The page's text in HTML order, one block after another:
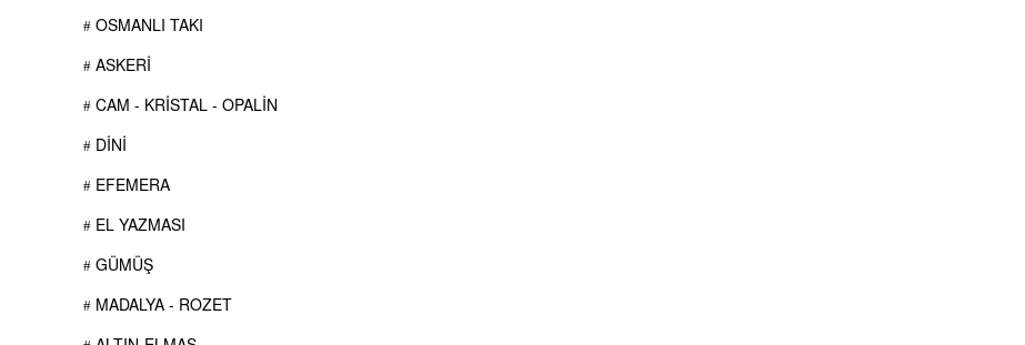
OSMANLI TAKI
ASKERİ
CAM - KRİSTAL - OPALİN
DİNİ
EFEMERA
EL YAZMASI
GÜMÜŞ
MADALYA - ROZET